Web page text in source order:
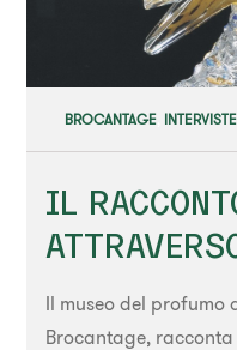
BROCANTAGE
IL
Il museo del
Brocantage, racconta